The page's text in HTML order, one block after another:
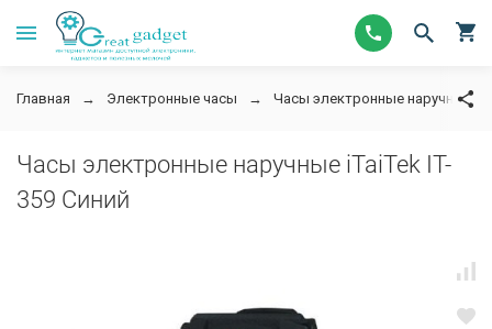
Главная Электронные часы Часы электронные наручные
Часы электронные наручные iTaiTek IT-
359 Синий